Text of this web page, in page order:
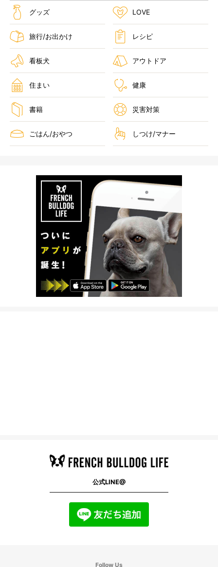
グッズ LOVE
旅行/お出かけ レシピ
看板犬 アウトドア
住まい 健康
書籍 災害対策
ごはん/おやつ しつけ/マナー
公式LINE@
Follow Us